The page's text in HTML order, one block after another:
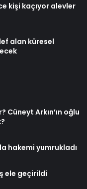
kişi kaçıyor alevler
alan küresel
Cüneyt Arkın’ın oğlu
hakemi yumrukladı
ele geçirildi